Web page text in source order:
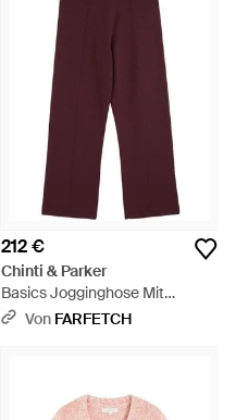
212 €
Chinti & Parker
Basics Jogginghose Mit
Weitem Bein - Lila
Von FARFETCH